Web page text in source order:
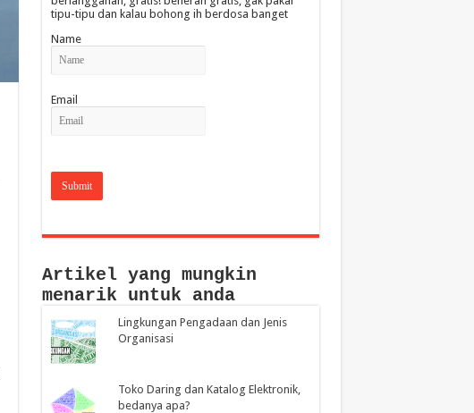
tipu-tipu dan kalau bohong ih berdosa banget
Name
Email
Artikel yang mungkin
menarik untuk anda
Lingkungan Pengadaan dan Jenis
Organisasi
Toko Daring dan Katalog Elektronik,
bedanya apa?